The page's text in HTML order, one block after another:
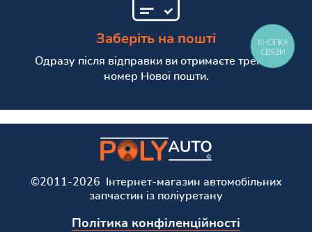
Заберіть на пошті
Одразу після відправки ви отримаєте трекінг
номер Нової пошти.
©2011-2026 Інтернет-магазин автомобільних
запчастин із поліуретану
Політика конфіленційності
КНОПКА
СВЯЗИ